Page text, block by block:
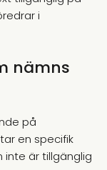
i
nämns
på
en specifik
inte är tillgänglig